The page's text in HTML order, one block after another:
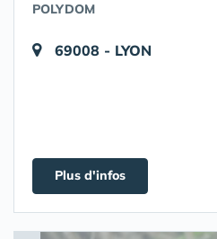
POLYDOM
69008 - LYON
Plus d'infos